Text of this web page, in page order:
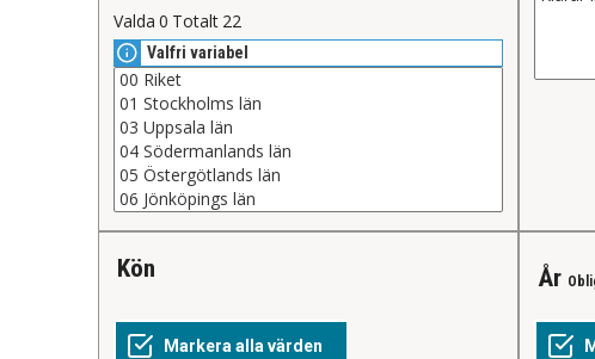
Valda 0 Totalt 22
Valfri variabel
Kön År